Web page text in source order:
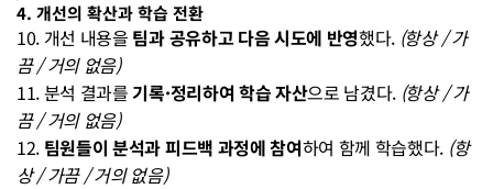
4. 개선의 확산과 학습 전환
10. 개선 내용을 팀과 공유하고 다음 시도에 반영했다. (항상 / 가
끔 / 거의 없음)
11. 분석 결과를 기록·정리하여 학습 자산으로 남겼다. (항상 / 가
끔 / 거의 없음)
12. 팀원들이 분석과 피드백 과정에 참여하여 함께 학습했다. (항
상 / 가끔 / 거의 없음)